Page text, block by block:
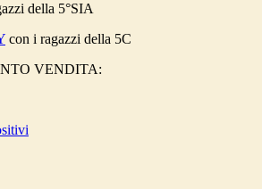
della 5°SIA
con i ragazzi della 5C
VENDITA: